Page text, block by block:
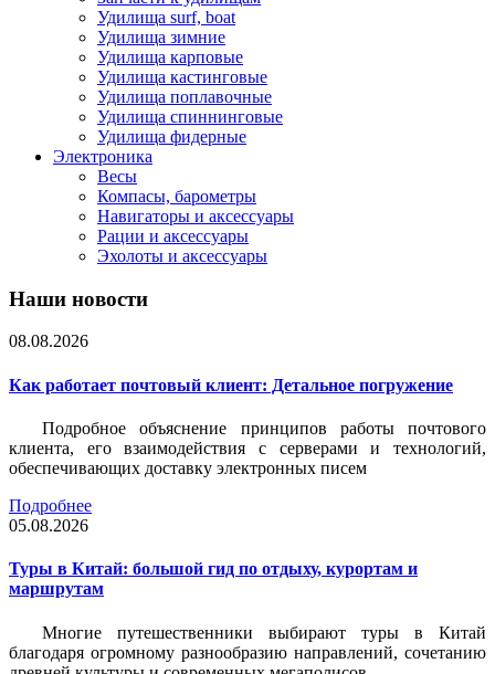
Удилища surf, boat
Удилища зимние
Удилища карповые
Удилища кастинговые
Удилища поплавочные
Удилища спиннинговые
Удилища фидерные
Электроника
Весы
Компасы, барометры
Навигаторы и аксессуары
Рации и аксессуары
Эхолоты и аксессуары
Наши новости
08.08.2026
Как работает почтовый клиент: Детальное погружение
Подробное объяснение принципов работы почтового
клиента, его взаимодействия с серверами и технологий,
обеспечивающих доставку электронных писем
Подробнее
05.08.2026
Туры в Китай: большой гид по отдыху, курортам и
маршрутам
Многие путешественники выбирают туры в Китай
благодаря огромному разнообразию направлений, сочетанию